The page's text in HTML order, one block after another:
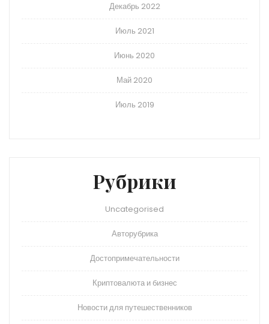
Декабрь 2022
Июль 2021
Июнь 2020
Май 2020
Июль 2019
Рубрики
Uncategorised
Авторубрика
Достопримечательности
Криптовалюта и бизнес
Новости для путешественников